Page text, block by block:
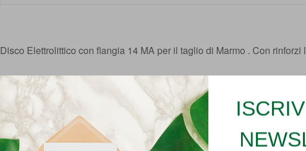
galleria
Disco Elettrolittico con flangia 14 MA per il taglio di Marmo . Con
SELEZIONA PRODOTTO
DISCO ELETTROLITICO D. 125 CON LAT. K -31%